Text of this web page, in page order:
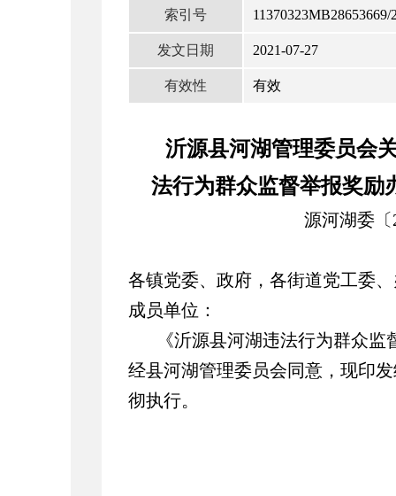
索引号 11370323MB28653669/
发文日期 2021-07-27
有效性 有效
沂源县河湖管理委员会
法行为群众监督举报奖励
源河湖委〔
各镇党委、政府，各街道党工委
成员单位：
《沂源县河湖违法行为群众
经县河湖管理委员会同意，现印
彻执行。